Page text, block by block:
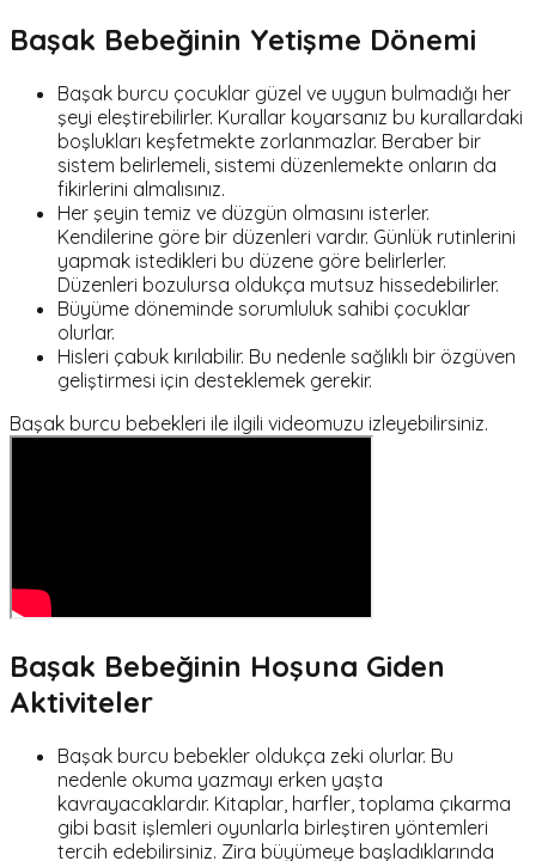
Başak Bebeğinin Yetişme Dönemi
Başak burcu çocuklar güzel ve uygun bulmadığı her
şeyi eleştirebilirler. Kurallar koyarsanız bu kurallardaki
boşlukları keşfetmekte zorlanmazlar. Beraber bir
sistem belirlemeli, sistemi düzenlemekte onların da
fikirlerini almalısınız.
Her şeyin temiz ve düzgün olmasını isterler.
Kendilerine göre bir düzenleri vardır. Günlük rutinlerini
yapmak istedikleri bu düzene göre belirlerler.
Düzenleri bozulursa oldukça mutsuz hissedebilirler.
Büyüme döneminde sorumluluk sahibi çocuklar
olurlar.
Hisleri çabuk kırılabilir. Bu nedenle sağlıklı bir özgüven
geliştirmesi için desteklemek gerekir.
Başak burcu bebekleri ile ilgili videomuzu izleyebilirsiniz.
Başak Bebeğinin Hoşuna Giden
Aktiviteler
Başak burcu bebekler oldukça zeki olurlar. Bu
nedenle okuma yazmayı erken yaşta
kavrayacaklardır. Kitaplar, harfler, toplama çıkarma
gibi basit işlemleri oyunlarla birleştiren yöntemleri
tercih edebilirsiniz. Zira büyümeye başladıklarında